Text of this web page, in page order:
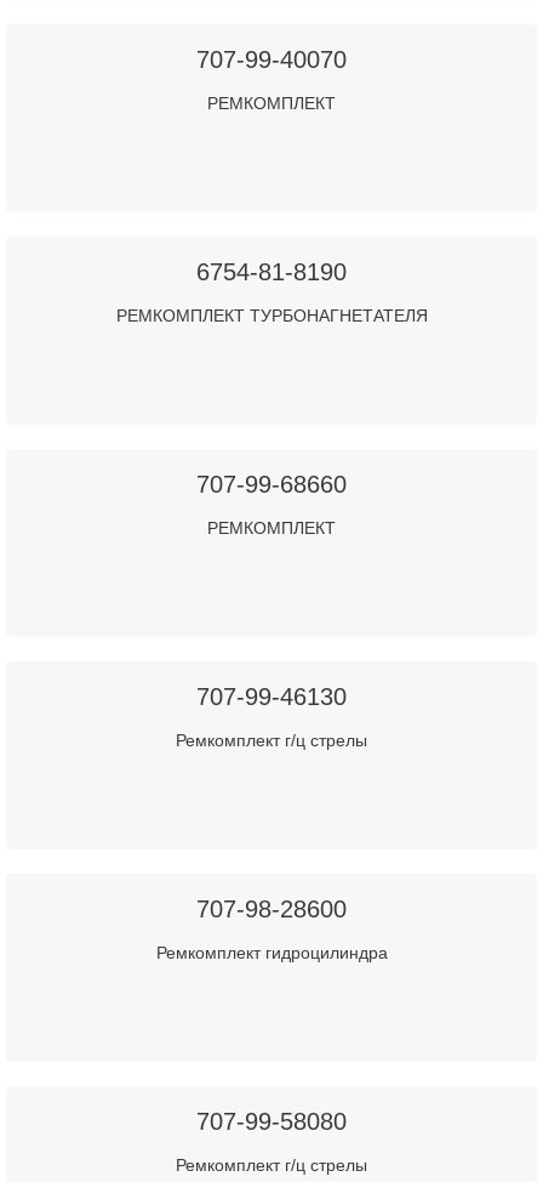
707-99-40070
РЕМКОМПЛЕКТ
6754-81-8190
РЕМКОМПЛЕКТ ТУРБОНАГНЕТАТЕЛЯ
707-99-68660
РЕМКОМПЛЕКТ
707-99-46130
Ремкомплект г/ц стрелы
707-98-28600
Ремкомплект гидроцилиндра
707-99-58080
Ремкомплект г/ц стрелы